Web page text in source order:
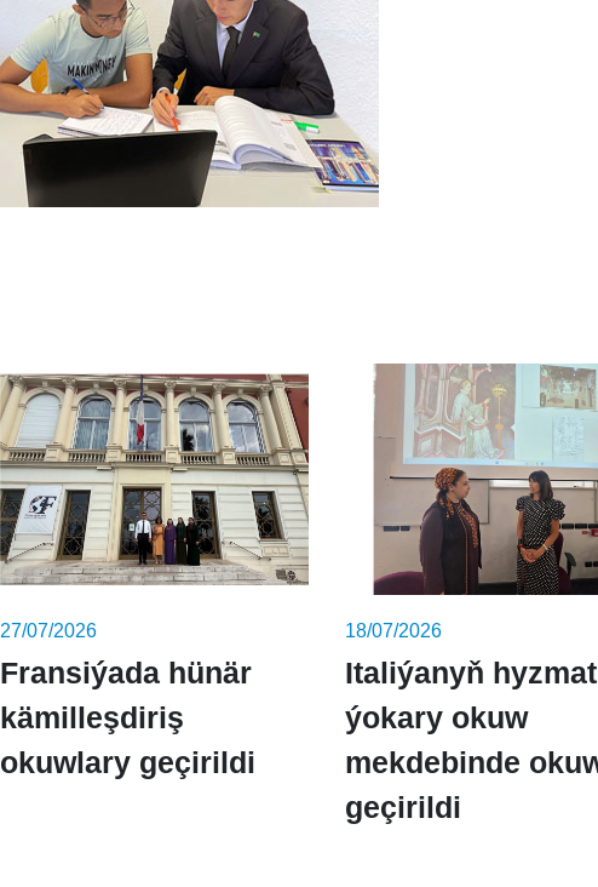
27/07/2026
Fransiýada hünär
kämilleşdiriş
okuwlary geçirildi
18/07/2026
Italiýanyň
ýokary okuw
mekdebinde
geçirildi